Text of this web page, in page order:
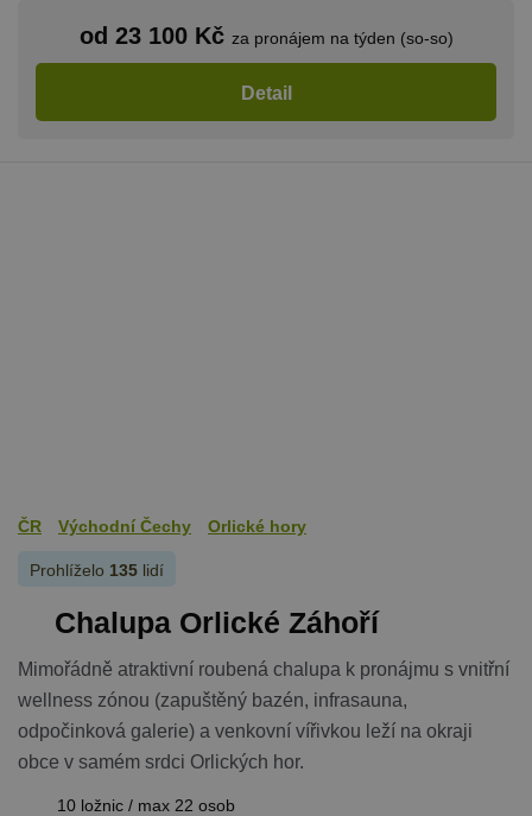
od 23 100 Kč za pronájem na týden (so-so)
Detail
ČR Východní Čechy Orlické hory
Prohlíželo 135 lidí
Chalupa Orlické Záhoří
Mimořádně atraktivní roubená chalupa k pronájmu s vnitřní
wellness zónou (zapuštěný bazén, infrasauna,
odpočinková galerie) a venkovní vířivkou leží na okraji
obce v samém srdci Orlických hor.
10 ložnic / max 22 osob